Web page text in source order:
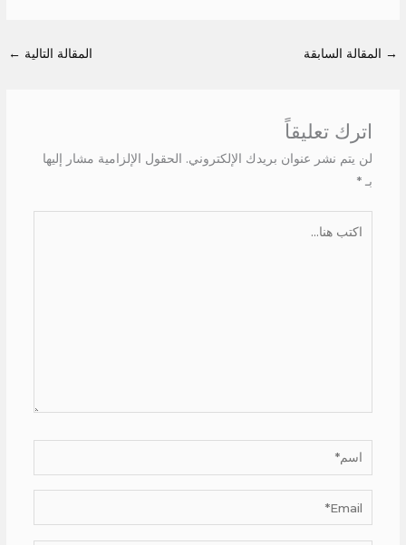
→ المقالة السابقة المقالة التالية ←
اترك تعليقاً
لن يتم نشر عنوان بريدك الإلكتروني. الحقول الإلزامية مشار إليها
بـ *
اسم*
Email*